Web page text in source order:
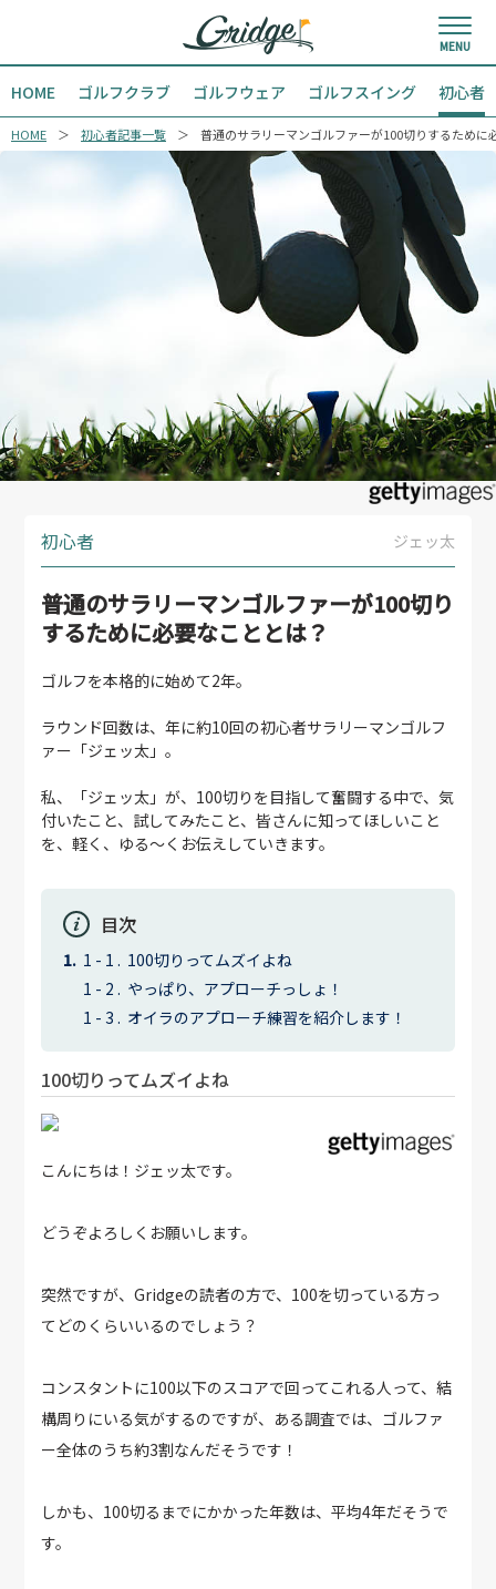
HOME ゴルフクラブ ゴルフウェア ゴルフスイング 初心者
HOME 初心者記事一覧 普通のサラリーマンゴルファーが100切りするために
初心者 ジェッ太
普通のサラリーマンゴルファーが100切り
するために必要なこととは？
ゴルフを本格的に始めて2年。
ラウンド回数は、年に約10回の初心者サラリーマンゴルフ
ァー「ジェッ太」。
私、「ジェッ太」が、100切りを目指して奮闘する中で、気
付いたこと、試してみたこと、皆さんに知ってほしいこと
を、軽く、ゆる～くお伝えしていきます。
目次
100切りってムズイよね
やっぱり、アプローチっしょ！
オイラのアプローチ練習を紹介します！
100切りってムズイよね
こんにちは！ジェッ太です。
どうぞよろしくお願いします。
突然ですが、Gridgeの読者の方で、100を切っている方っ
てどのくらいいるのでしょう？
コンスタントに100以下のスコアで回ってこれる人って、結
構周りにいる気がするのですが、ある調査では、ゴルファ
ー全体のうち約3割なんだそうです！
しかも、100切るまでにかかった年数は、平均4年だそうで
す。